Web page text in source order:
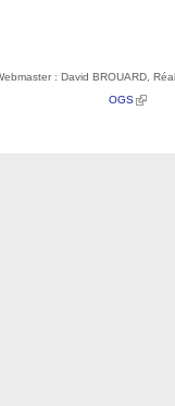
: David BROUARD,
OGS(link is